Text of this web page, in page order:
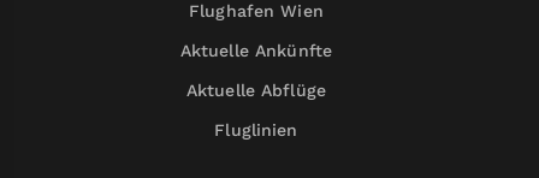
Flughafen Wien
Aktuelle Ankünfte
Aktuelle Abflüge
Fluglinien